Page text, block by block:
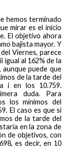
hemos terminado
mirar es el inicio
El objetivo ahora
bajista mayor. Y
Viernes, parece
igual al 162% de la
puede que
de la tarde del
i en los 10.759.
duda. Para
los mínimos del
El caso es que si
de la tarde del
en la zona de
de objetivos, con
es decir, en 10